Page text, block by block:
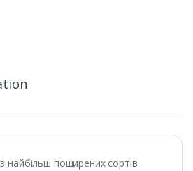
найбільш поширених сортів